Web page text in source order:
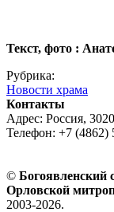
Текст, фото :
Рубрика:
Новости храма
Контакты
Адрес: Россия,
Телефон: +7 (4862)
© Богоявленский
Орловской
2003-2026.